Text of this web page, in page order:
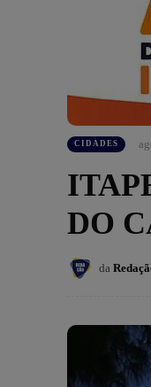
CIDADES
DO
da